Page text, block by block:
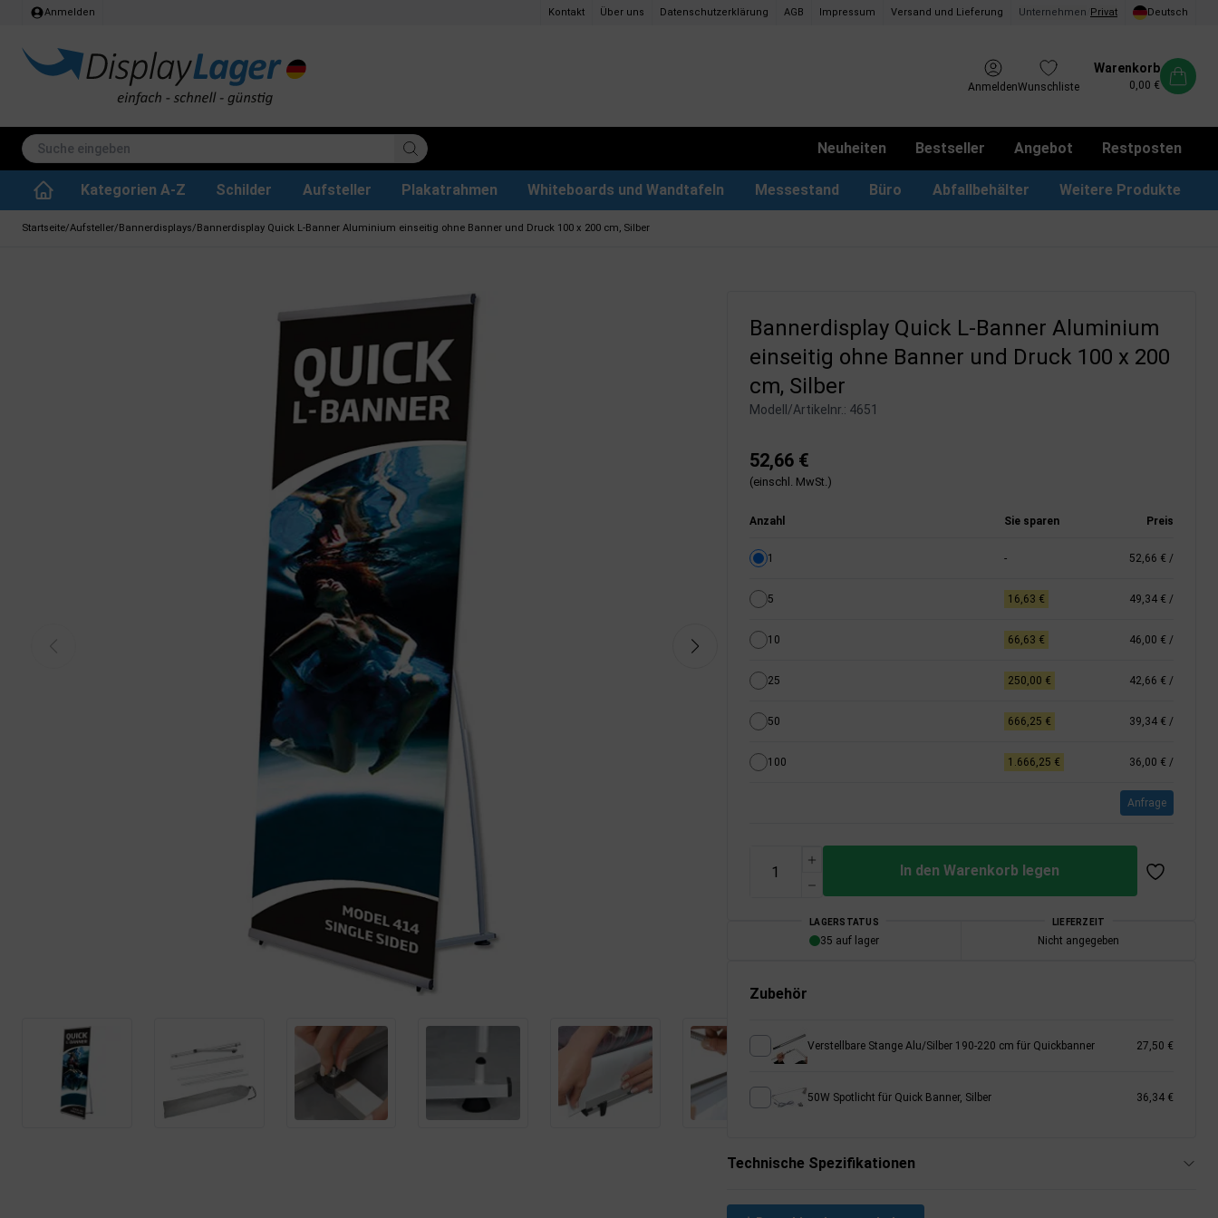
Anmelden Kontakt Über uns Datenschutzerklärung AGB Impressum Versand und Lieferung Unternehmen Privat Deutsch
AnmeldenWunschliste
Warenkorb
0,00 €
Neuheiten Bestseller Angebot Restposten
Kategorien A-Z Schilder Aufsteller Plakatrahmen Whiteboards und Wandtafeln Messestand Büro Abfallbehälter Weitere Produkte
Startseite/Aufsteller/Bannerdisplays/Bannerdisplay Quick L-Banner Aluminium einseitig ohne Banner und Druck 100 x 200 cm, Silber
Bannerdisplay Quick L-Banner Aluminium
einseitig ohne Banner und Druck 100 x 200
cm, Silber
Modell/Artikelnr.: 4651
52,66 €
(einschl. MwSt.)
Anzahl Sie sparen Preis
1 - 52,66 € /
5 16,63 € 49,34 € /
10 66,63 € 46,00 € /
25 250,00 € 42,66 € /
50 666,25 € 39,34 € /
100 1.666,25 € 36,00 € /
Anfrage
In den Warenkorb legen
LAGERSTATUS
35 auf lager
LIEFERZEIT
Nicht angegeben
Zubehör
Verstellbare Stange Alu/Silber 190-220 cm für Quickbanner 27,50 €
50W Spotlicht für Quick Banner, Silber 36,34 €
Technische Spezifikationen